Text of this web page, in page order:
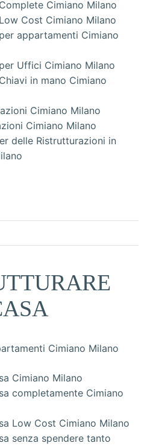
Cimiano Milano
Cost Cimiano Milano
appartamenti Cimiano
Uffici Cimiano Milano
in mano Cimiano
Cimiano Milano
Cimiano Milano
delle Ristrutturazioni in
Cimiano Milano
completamente Cimiano
Low Cost Cimiano Milano
senza spendere tanto